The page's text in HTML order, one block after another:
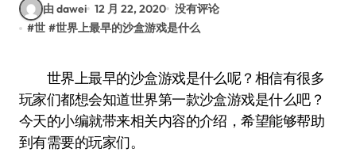
由 dawei 12 月 22, 2020 没有评论
#世 #世界上最早的沙盒游戏是什么
世界上最早的沙盒游戏是什么呢？相信有很多
玩家们都想会知道世界第一款沙盒游戏是什么吧？
今天的小编就带来相关内容的介绍，希望能够帮助
到有需要的玩家们。